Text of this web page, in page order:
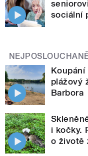
sociální
plážový
Barbora
i kočky.
o životě